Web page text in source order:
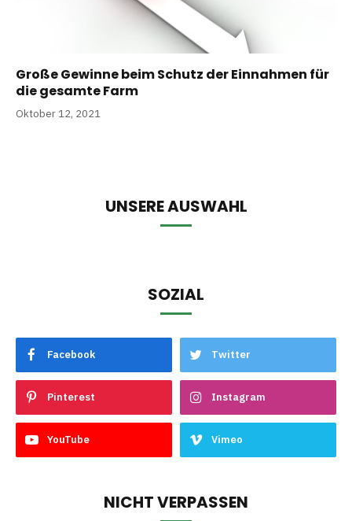
Große Gewinne beim Schutz der Einnahmen für
die gesamte Farm
Oktober 12, 2021
UNSERE AUSWAHL
SOZIAL
Facebook Twitter
Pinterest Instagram
YouTube Vimeo
NICHT VERPASSEN